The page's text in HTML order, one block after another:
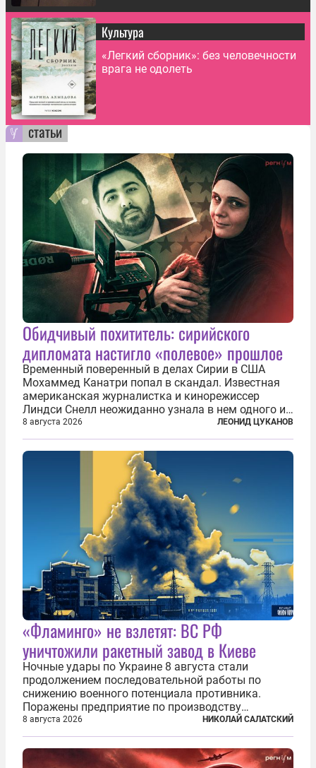
Культура
«Легкий сборник»: без человечности
врага не одолеть
статьи
Обидчивый похититель: сирийского
дипломата настигло «полевое» прошлое
Временный поверенный в делах Сирии в США
Мохаммед Канатри попал в скандал. Известная
американская журналистка и кинорежиссер
Линдси Снелл неожиданно узнала в нем одного из
бандитов, похитивших ее в сирийском Алеппо в
2016 году. Журналистка убеждена, что Канатри, в
то время известный под подпольным...
8 августа 2026 ЛЕОНИД ЦУКАНОВ
«Фламинго» не взлетят: ВС РФ
уничтожили ракетный завод в Киеве
Ночные удары по Украине 8 августа стали
продолжением последовательной работы по
снижению военного потенциала противника.
Поражены предприятие по производству
крылатых ракет, крупный склад топлива и два
сухогруза с военными грузами. Дополнительно
нанесены удары по объектам в ряде городов. В
Киеве...
8 августа 2026 НИКОЛАЙ САЛАТСКИЙ